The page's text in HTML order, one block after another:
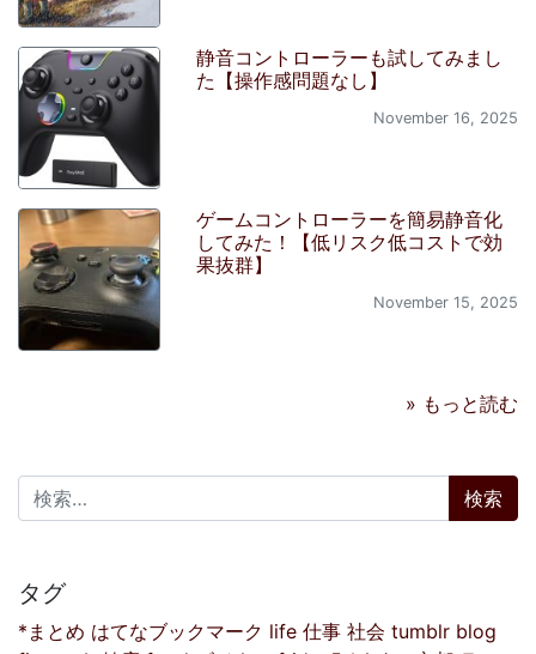
静音コントローラーも試してみまし
た【操作感問題なし】
November 16, 2025
ゲームコントローラーを簡易静音化
してみた！【低リスク低コストで効
果抜群】
November 15, 2025
» もっと読む
検索:
タグ
*まとめ はてなブックマーク life 仕事 社会 tumblr blog